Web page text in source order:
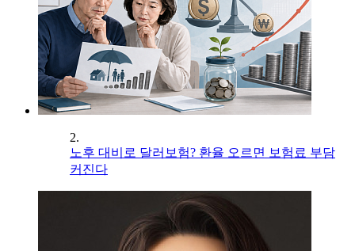
2.
노후 대비로 달러보험? 환율 오르면 보험료 부담
커진다